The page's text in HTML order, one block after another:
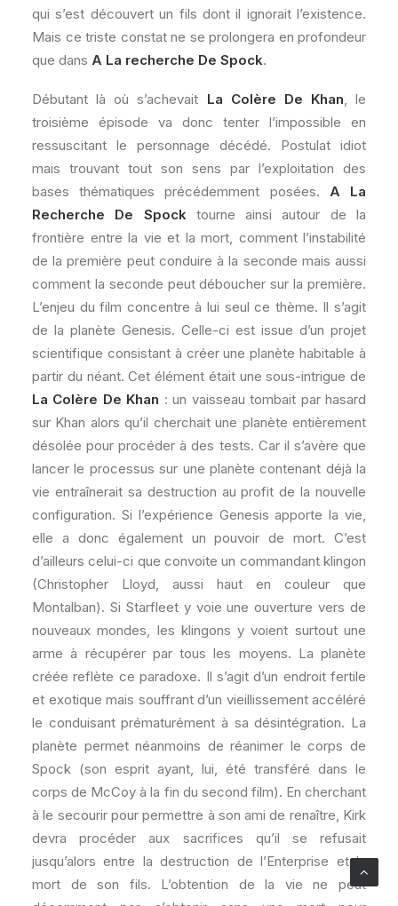
qui s’est découvert un fils dont il ignorait l’existence.
Mais ce triste constat ne se prolongera en profondeur
que dans A La recherche De Spock.
Débutant là où s’achevait La Colère De Khan, le
troisième épisode va donc tenter l’impossible en
ressuscitant le personnage décédé. Postulat idiot
mais trouvant tout son sens par l’exploitation des
bases thématiques précédemment posées. A La
Recherche De Spocktourne ainsi autour de la
frontière entre la vie et la mort, comment l’instabilité
de la première peut conduire à la seconde mais aussi
comment la seconde peut déboucher sur la première.
L’enjeu du film concentre à lui seul ce thème. Il s’agit
de la planète Genesis. Celle-ci est issue d’un projet
scientifique consistant à créer une planète habitable à
partir du néant. Cet élément était une sous-intrigue de
La Colère De Khan : un vaisseau tombait par hasard
sur Khan alors qu’il cherchait une planète entièrement
désolée pour procéder à des tests. Car il s’avère que
lancer le processus sur une planète contenant déjà la
vie entraînerait sa destruction au profit de la nouvelle
configuration. Si l’expérience Genesis apporte la vie,
elle a donc également un pouvoir de mort. C’est
d’ailleurs celui-ci que convoite un commandant klingon
(Christopher Lloyd, aussi haut en couleur que
Montalban). Si Starfleet y voie une ouverture vers de
nouveaux mondes, les klingons y voient surtout une
arme à récupérer par tous les moyens. La planète
créée reflète ce paradoxe. Il s’agit d’un endroit fertile
et exotique mais souffrant d’un vieillissement accéléré
le conduisant prématurément à sa désintégration. La
planète permet néanmoins de réanimer le corps de
Spock (son esprit ayant, lui, été transféré dans le
corps de McCoy à la fin du second film). En cherchant
à le secourir pour permettre à son ami de renaître, Kirk
devra procéder aux sacrifices qu’il se refusait
jusqu’alors entre la destruction de l’Enterprise et la
mort de son fils. L’obtention de la vie ne peut